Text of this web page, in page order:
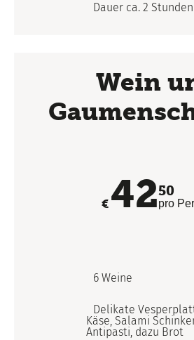
Dauer ca. 2 Stunden
Wein
€ 4250
pro
6 Weine
Delikate
Käse, Salami
Antipasti, dazu Brot